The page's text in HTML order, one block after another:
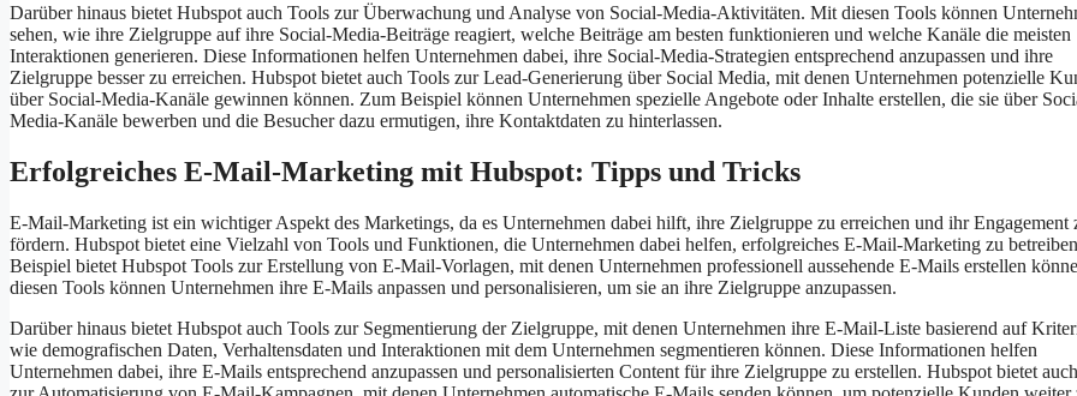
Darüber hinaus bietet Hubspot auch Tools zur Überwachung und Analyse von Social-Media-Aktivitäten. Mit diesen Tools können
sehen, wie ihre Zielgruppe auf ihre Social-Media-Beiträge reagiert, welche Beiträge am besten funktionieren und welche Kanäle die meisten
Interaktionen generieren. Diese Informationen helfen Unternehmen dabei, ihre Social-Media-Strategien entsprechend anzupassen und ihre
Zielgruppe besser zu erreichen. Hubspot bietet auch Tools zur Lead-Generierung über Social Media, mit denen Unternehmen potenzielle
über Social-Media-Kanäle gewinnen können. Zum Beispiel können Unternehmen spezielle Angebote oder Inhalte erstellen, die sie über
Media-Kanäle bewerben und die Besucher dazu ermutigen, ihre Kontaktdaten zu hinterlassen.
Erfolgreiches E-Mail-Marketing mit Hubspot: Tipps und Tricks
E-Mail-Marketing ist ein wichtiger Aspekt des Marketings, da es Unternehmen dabei hilft, ihre Zielgruppe zu erreichen und ihr Engagement
fördern. Hubspot bietet eine Vielzahl von Tools und Funktionen, die Unternehmen dabei helfen, erfolgreiches E-Mail-Marketing zu
Beispiel bietet Hubspot Tools zur Erstellung von E-Mail-Vorlagen, mit denen Unternehmen professionell aussehende E-Mails erstellen
diesen Tools können Unternehmen ihre E-Mails anpassen und personalisieren, um sie an ihre Zielgruppe anzupassen.
Darüber hinaus bietet Hubspot auch Tools zur Segmentierung der Zielgruppe, mit denen Unternehmen ihre E-Mail-Liste basierend auf
wie demografischen Daten, Verhaltensdaten und Interaktionen mit dem Unternehmen segmentieren können. Diese Informationen helfen
Unternehmen dabei, ihre E-Mails entsprechend anzupassen und personalisierten Content für ihre Zielgruppe zu erstellen. Hubspot bietet